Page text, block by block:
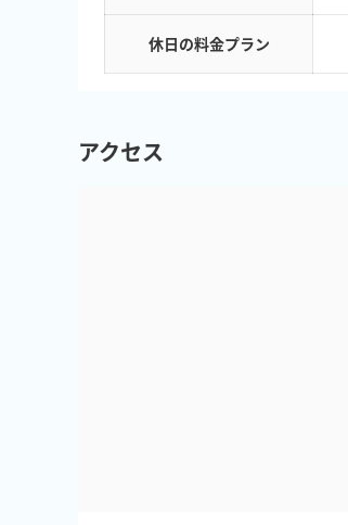
休日の料金プラン
アクセス